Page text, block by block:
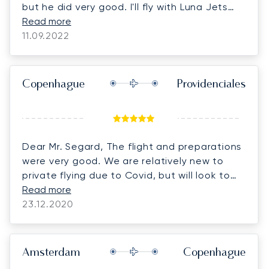
but he did very good. I'll fly with Luna Jets
again.
Read more
11.09.2022
Copenhague Providenciales
Dear Mr. Segard, The flight and preparations
were very good. We are relatively new to
private flying due to Covid, but will look to
adjust our budgets for more experiences like
this one. Best wishes,
Read more
23.12.2020
Amsterdam Copenhague